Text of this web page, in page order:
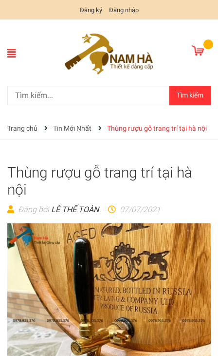
Đăng ký Đăng nhập
Tìm kiếm
Trang chủ Tin Mới Nhất Thùng rượu gỗ trang trí tại hà nội
Thùng rượu gỗ trang trí tại hà
nội
Đăng bởi LÊ THẾ TOÀN 07/07/2021